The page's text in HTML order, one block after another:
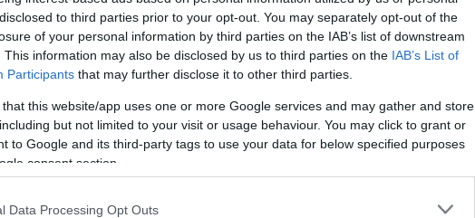
to third parties prior to your opt-out. You may separately opt-out of the
of your personal information by third parties on the IAB’s list of downstream
This information may also be disclosed by us to third parties on the IAB’s List of
Participants that may further disclose it to other third parties.
that this website/app uses one or more Google services and may gather and store
but not limited to your visit or usage behaviour. You may click to grant or
to Google and its third-party tags to use your data for below specified purposes
consent section.
Data Processing Opt Outs
bestätigt.
mit den Rettungsarbeiten begonnen. Weitere
um die Bemühungen zu intensivieren.